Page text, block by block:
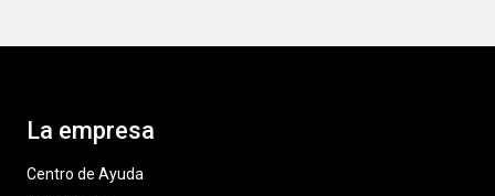
La empresa
Centro de Ayuda